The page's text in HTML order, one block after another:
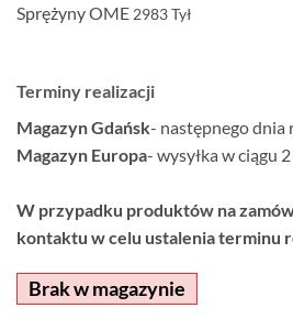
Sprężyny OME 2983Tył
Terminy realizacji
Magazyn Gdańsk- następnego dnia
Magazyn Europa- wysyłka w ciągu
W przypadku produktów na
kontaktu w celu ustalenia terminu
Brak w magazynie